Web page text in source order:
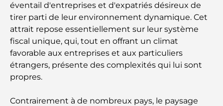
éventail d'entreprises et d'expatriés désireux de
tirer parti de leur environnement dynamique. Cet
attrait repose essentiellement sur leur système
fiscal unique, qui, tout en offrant un climat
favorable aux entreprises et aux particuliers
étrangers, présente des complexités qui lui sont
propres.
Contrairement à de nombreux pays, le paysage